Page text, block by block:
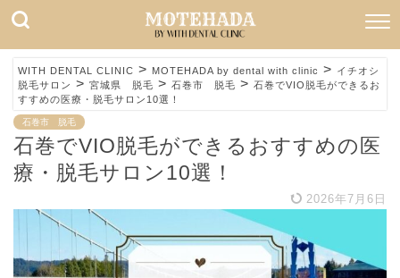
WITH DENTAL CLINIC > MOTEHADA by dental with clinic > イチオシ
脱毛サロン > 宮城県 脱毛 > 石巻市 脱毛 > 石巻でVIO脱毛ができるお
すすめの医療・脱毛サロン10選！
石巻市 脱毛
石巻でVIO脱毛ができるおすすめの医
療・脱毛サロン10選！
2026年7月6日